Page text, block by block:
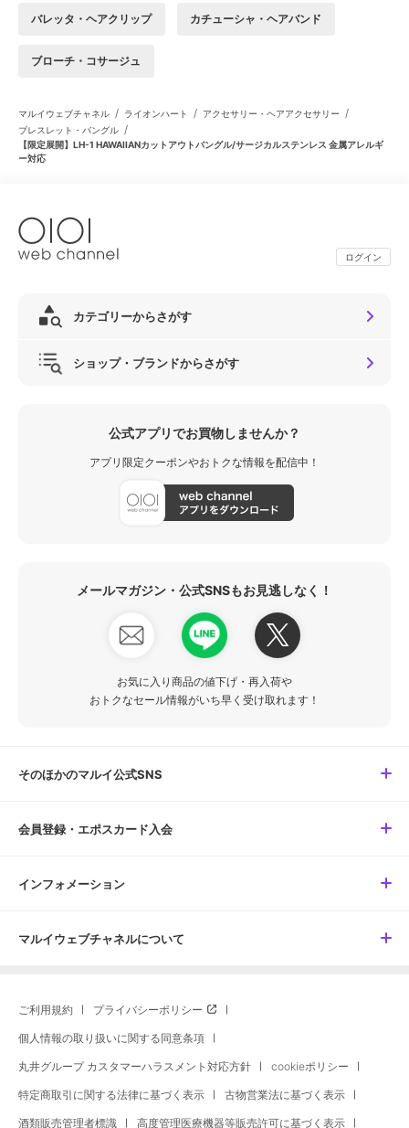
バレッタ・ヘアクリップ カチューシャ・ヘアバンド
ブローチ・コサージュ
マルイウェブチャネル / ライオンハート / アクセサリー・ヘアアクセサリー /
ブレスレット・バングル /
【限定展開】LH-1 HAWAIIANカットアウトバングル/サージカルステンレス 金属アレルギ
ー対応
ログイン
カテゴリーからさがす
ショップ・ブランドからさがす
公式アプリでお買物しませんか？
アプリ限定クーポンやおトクな情報を配信中！
メールマガジン・公式SNSもお見逃しなく！
お気に入り商品の値下げ・再入荷や
おトクなセール情報がいち早く受け取れます！
そのほかのマルイ公式SNS
会員登録・エポスカード入会
インフォメーション
マルイウェブチャネルについて
ご利用規約 プライバシーポリシー
個人情報の取り扱いに関する同意条項
丸井グループ カスタマーハラスメント対応方針 cookieポリシー
特定商取引に関する法律に基づく表示 古物営業法に基づく表示
酒類販売管理者標識 高度管理医療機器等販売許可に基づく表示